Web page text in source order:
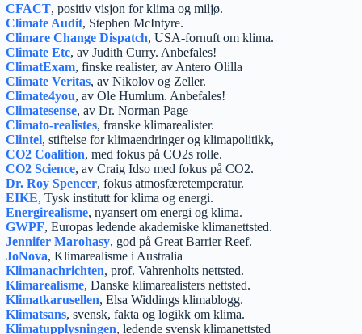
CFACT, positiv visjon for klima og miljø.
Climate Audit, Stephen McIntyre.
Climare Change Dispatch, USA-fornuft om klima.
Climate Etc, av Judith Curry. Anbefales!
ClimatExam, finske realister, av Antero Olilla
Climate Veritas, av Nikolov og Zeller.
Climate4you, av Ole Humlum. Anbefales!
Climatesense, av Dr. Norman Page
Climato-realistes, franske klimarealister.
Clintel, stiftelse for klimaendringer og klimapolitikk,
CO2 Coalition, med fokus på CO2s rolle.
CO2 Science, av Craig Idso med fokus på CO2.
Dr. Roy Spencer, fokus atmosfæretemperatur.
EIKE, Tysk institutt for klima og energi.
Energirealisme, nyansert om energi og klima.
GWPF, Europas ledende akademiske klimanettsted.
Jennifer Marohasy, god på Great Barrier Reef.
JoNova, Klimarealisme i Australia
Klimanachrichten, prof. Vahrenholts nettsted.
Klimarealisme, Danske klimarealisters nettsted.
Klimatkarusellen, Elsa Widdings klimablogg.
Klimatsans, svensk, fakta og logikk om klima.
Klimatupplysningen, ledende svensk klimanettsted